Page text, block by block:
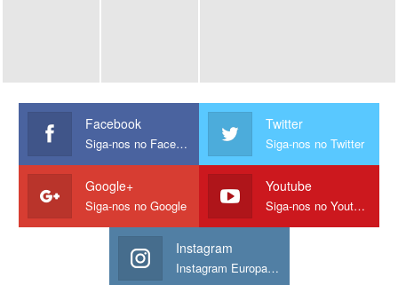
Facebook
Siga-nos no Facebook
Twitter
Siga-nos no Twitter
Google+
Siga-nos no Google
Youtube
Siga-nos no Youtube
Instagram
Instagram Europamos